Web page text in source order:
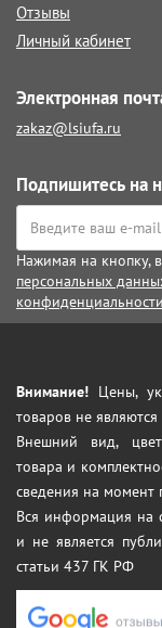
Отзывы
Личный кабинет
Электронная
zakaz@lsiufa.ru
Подпишитесь на
Нажимая на кнопку,
персональных
конфиденциальности
Внимание! Цены,
товаров не
Внешний вид,
товара и
сведения на момент
Вся информация на
и не является
статьи 437 ГК РФ